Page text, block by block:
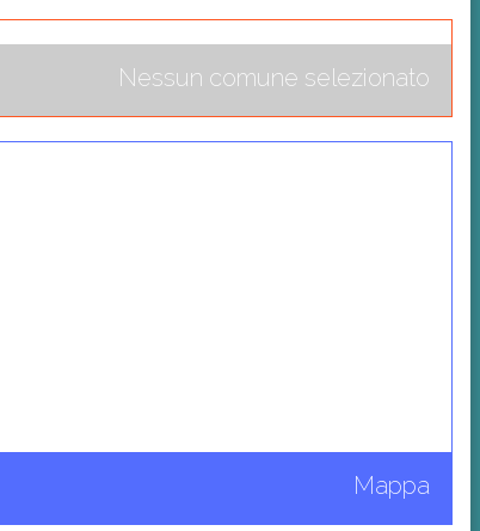
Nessun comune selezionato
Mappa